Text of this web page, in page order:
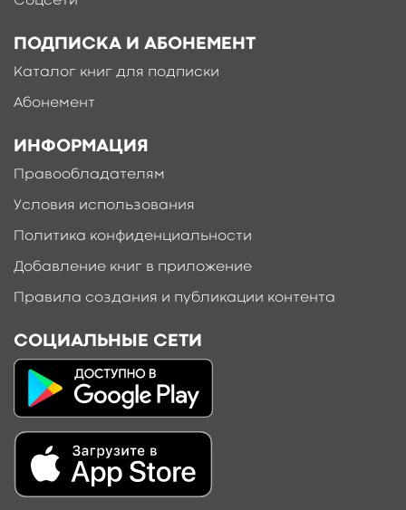
ПОДПИСКА И АБОНЕМЕНТ
Каталог книг для подписки
Абонемент
ИНФОРМАЦИЯ
Правообладателям
Условия использования
Политика конфиденциальности
Добавление книг в приложение
Правила создания и публикации контента
СОЦИАЛЬНЫЕ СЕТИ